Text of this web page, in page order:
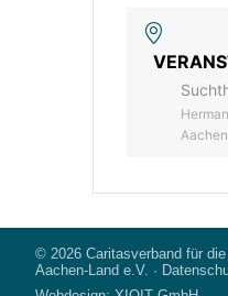
Aachen
© 2026 Caritasverband für
Aachen-Land e.V. ·